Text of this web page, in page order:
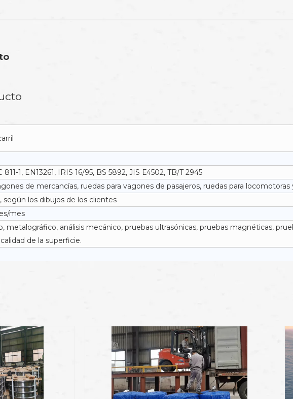
811-1, EN13261, IRIS 16/95, BS 5892, JIS E4502, TB/T 2945
de mercancías, ruedas para vagones de pasajeros, ruedas para
según los dibujos de los clientes
mes
metalográfico, análisis mecánico, pruebas ultrasónicas, pruebas magnéticas,
de la superficie.